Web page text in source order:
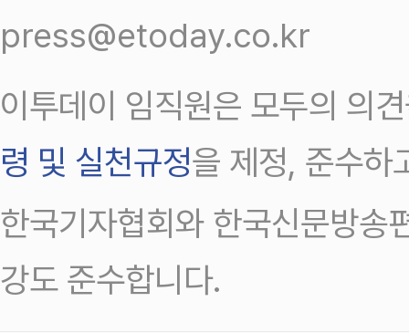
press@etoday.co.kr
이투데이 임직원은 모두의 의
령 및 실천규정을 제정, 준수하
한국기자협회와 한국신문방송
강도 준수합니다.